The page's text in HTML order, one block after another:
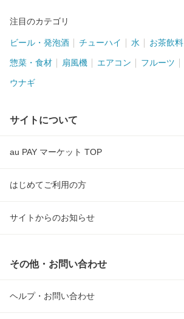
注目のカテゴリ
ビール・発泡酒 チューハイ 水 お茶飲料
惣菜・食材 扇風機 エアコン フルーツ
ウナギ
サイトについて
au PAY マーケット TOP
はじめてご利用の方
サイトからのお知らせ
その他・お問い合わせ
ヘルプ・お問い合わせ